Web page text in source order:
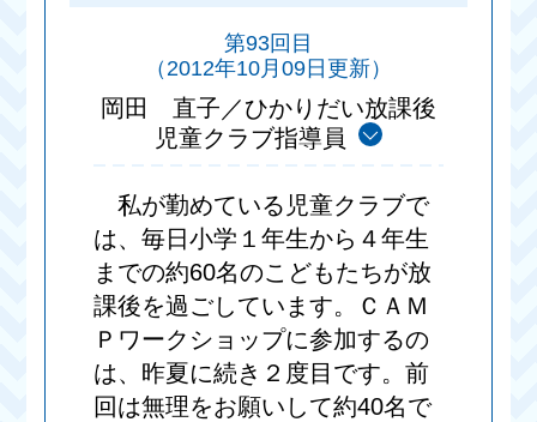
第93回目
（2012年10月09日更新）
岡田 直子／ひかりだい放課後
児童クラブ指導員
私が勤めている児童クラブで
は、毎日小学１年生から４年生
までの約60名のこどもたちが放
課後を過ごしています。ＣＡＭ
Ｐワークショップに参加するの
は、昨夏に続き２度目です。前
回は無理をお願いして約40名で